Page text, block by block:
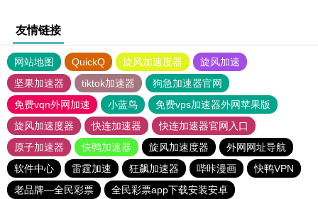
友情链接
网站地图 QuickQ 旋风加速度器
旋风加速
坚果加速器
tiktok加速器
狗急加速器官网
免费vqn外网加速
小蓝鸟
免费vps加速器外网苹果版
旋风加速度器
快连加速器
快连加速器官网入口
原子加速器
快鸭加速器 旋风加速度器
外网网址导航
软件中心
雷霆加速 狂飙加速器 哔咔漫画
快鸭VPN
老品牌—全民彩票
全民彩票app下载安装安卓